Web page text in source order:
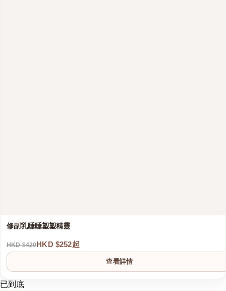
修副乳睡睡塑塑精靈
HKD $420HKD $252起
查看詳情
已到底